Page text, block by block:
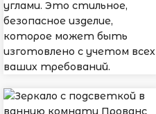
углами. Это стильное,
безопасное изделие,
которое может быть
изготовлено с учетом всех
ваших требований.